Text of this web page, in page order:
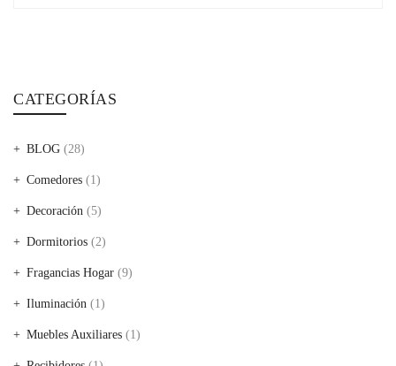
CATEGORÍAS
BLOG (28)
Comedores (1)
Decoración (5)
Dormitorios (2)
Fragancias Hogar (9)
Iluminación (1)
Muebles Auxiliares (1)